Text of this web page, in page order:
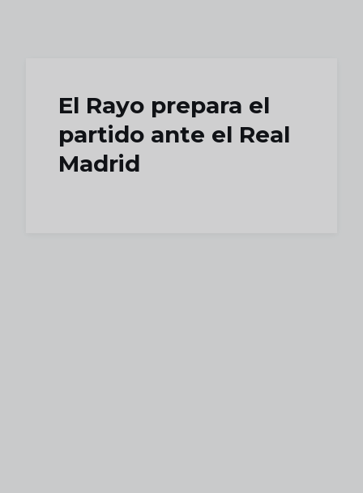
El Rayo prepara el
partido ante el Real
Madrid